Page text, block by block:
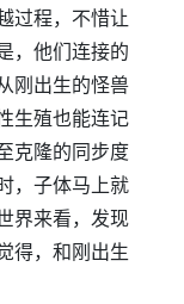
过程，不惜让
，他们连接的
刚出生的怪兽
生殖也能连记
克隆的同步度
，子体马上就
界来看，发现
得，和刚出生